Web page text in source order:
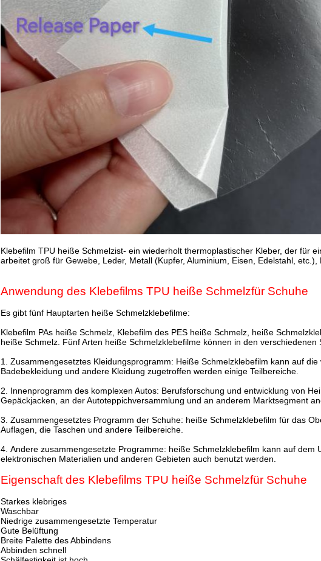
Klebefilm TPU heiße Schmelzist- ein wiederholt thermoplastischer Kleber, der für
arbeitet groß für Gewebe, Leder, Metall (Kupfer, Aluminium, Eisen, Edelstahl, etc.),
Anwendung des Klebefilms TPU heiße Schmelzfür Schuhe
Es gibt fünf Hauptarten heiße Schmelzklebefilme:
Klebefilm PAs heiße Schmelz, Klebefilm des PES heiße Schmelz, heiße
heiße Schmelz. Fünf Arten heiße Schmelzklebefilme können in den verschiedenen
1. Zusammengesetztes Kleidungsprogramm: Heiße Schmelzklebefilm kann auf
Badebekleidung und andere Kleidung zugetroffen werden einige Teilbereiche.
2. Innenprogramm des komplexen Autos: Berufsforschung und entwicklung von
Gepäckjacken, an der Autoteppichversammlung und an anderem Marktsegment
3. Zusammengesetztes Programm der Schuhe: heiße Schmelzklebefilm für das
Auflagen, die Taschen und andere Teilbereiche.
4. Andere zusammengesetzte Programme: heiße Schmelzklebefilm kann auf dem
elektronischen Materialien und anderen Gebieten auch benutzt werden.
Eigenschaft des Klebefilms TPU heiße Schmelzfür Schuhe
Starkes klebriges
Waschbar
Niedrige zusammengesetzte Temperatur
Gute Belüftung
Breite Palette des Abbindens
Abbinden schnell